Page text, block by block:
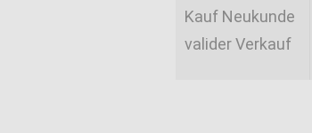
Kauf Neukunde
valider Verkauf